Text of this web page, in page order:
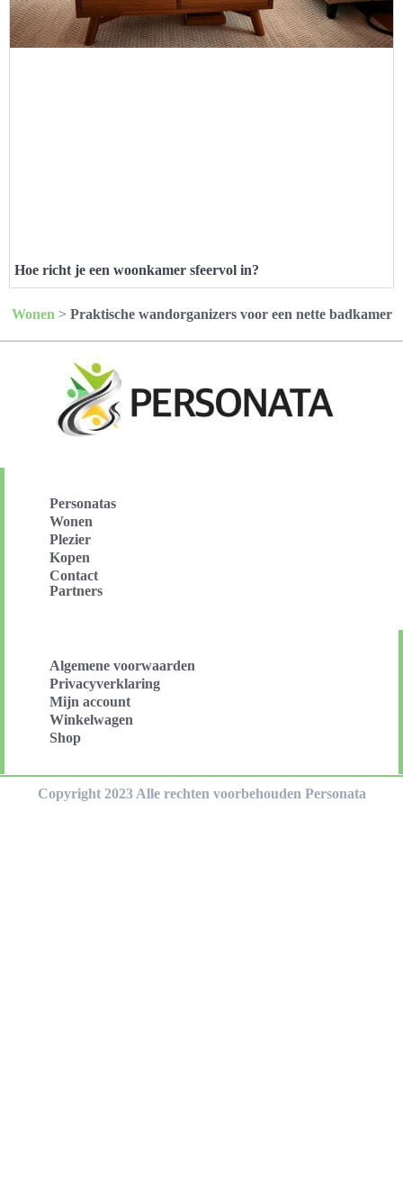
Hoe richt je een woonkamer sfeervol in?
Wonen > Praktische wandorganizers voor een nette badkamer
Personatas
Wonen
Plezier
Kopen
Contact
Partners
Algemene voorwaarden
Privacyverklaring
Mijn account
Winkelwagen
Shop
Copyright 2023 Alle rechten voorbehouden Personata